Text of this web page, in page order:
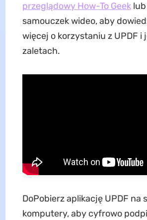
przeglądowy How-To Geeklub
samouczek wideo, aby
więcej o korzystaniu z UPDF i
zaletach.
DoPobierz aplikację UPDF na
komputery, aby cyfrowo